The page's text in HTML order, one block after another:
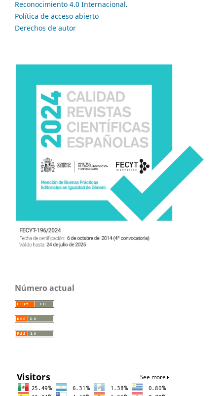
Reconocimiento 4.0 Internacional.
Política de acceso abierto
Derechos de autor
Número actual